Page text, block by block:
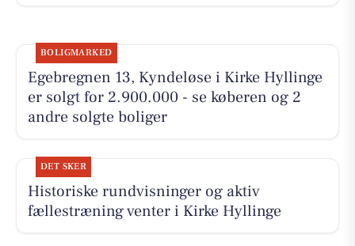
BOLIGMARKED
Egebregnen 13, Kyndeløse i Kirke Hyllinge
er solgt for 2.900.000 - se køberen og 2
andre solgte boliger
DET SKER
Historiske rundvisninger og aktiv
fællestræning venter i Kirke Hyllinge